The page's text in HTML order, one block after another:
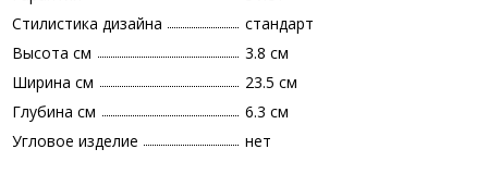
Стилистика дизайна
стандарт
Высота см
3.8 см
Ширина см
23.5 см
Глубина см
6.3 см
Угловое изделие
нет